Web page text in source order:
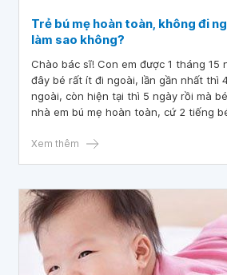
Trẻ bú mẹ hoàn toàn, không đi
làm sao không?
Chào bác sĩ! Con em được 1 tháng 15
đây bé rất ít đi ngoài, lần gần nhất thì
ngoài, còn hiện tại thì 5 ngày rồi mà
nhà em bú mẹ hoàn toàn, cứ 2 tiếng
và mềm không giống bị táo bón, bé
Mong bác sĩ tư vấn và giải đáp. Em xin
Xem thêm